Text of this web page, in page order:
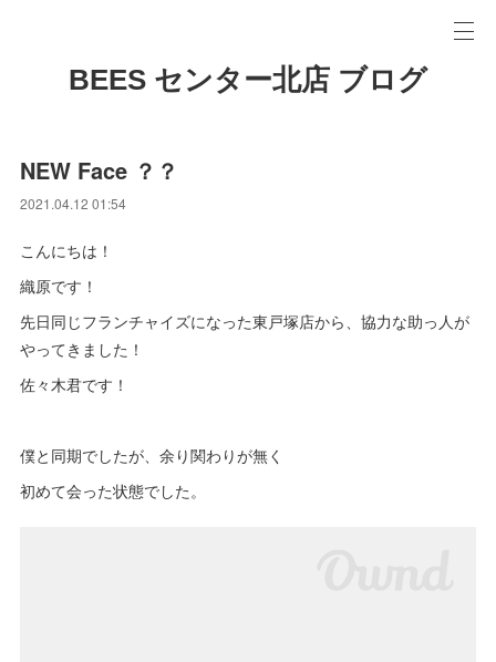
BEES センター北店 ブログ
NEW Face ？？
2021.04.12 01:54
こんにちは！
織原です！
先日同じフランチャイズになった東戸塚店から、協力な助っ人が
やってきました！
佐々木君です！
僕と同期でしたが、余り関わりが無く
初めて会った状態でした。